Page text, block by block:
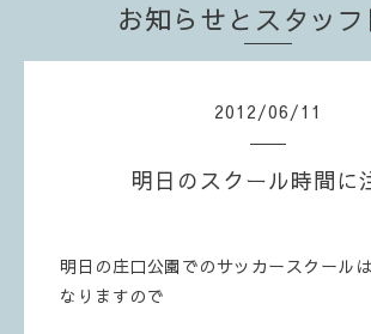
お知らせとスタッフ
2012/06/11
明日のスクール時間に
明日の庄口公園でのサッカースクール
なりますので